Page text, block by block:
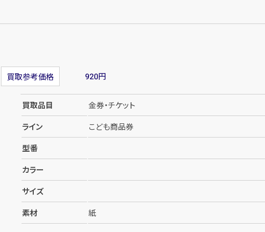
買取参考価格 920円
買取品目
金券・チケット
ライン
こども商品券
型番
カラー
サイズ
素材
紙